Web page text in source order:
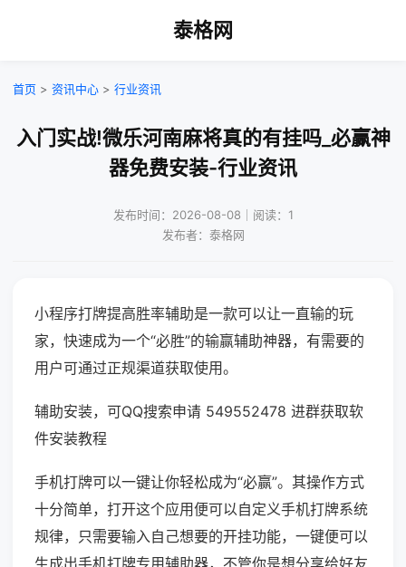
泰格网
首页 > 资讯中心 > 行业资讯
入门实战!微乐河南麻将真的有挂吗_必赢神
器免费安装-行业资讯
发布时间：2026-08-08｜阅读：1
发布者：泰格网
小程序打牌提高胜率辅助是一款可以让一直输的玩
家，快速成为一个“必胜”的输赢辅助神器，有需要的
用户可通过正规渠道获取使用。
辅助安装，可QQ搜索申请 549552478 进群获取软
件安装教程
手机打牌可以一键让你轻松成为“必赢”。其操作方式
十分简单，打开这个应用便可以自定义手机打牌系统
规律，只需要输入自己想要的开挂功能，一键便可以
生成出手机打牌专用辅助器，不管你是想分享给好友